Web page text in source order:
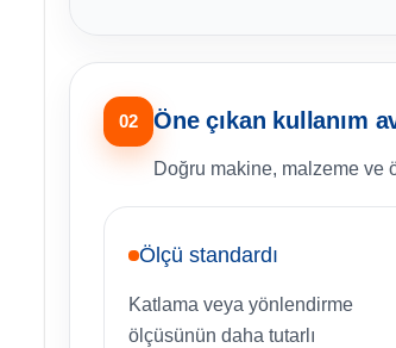
02 Öne çıkan kullanım
Doğru makine, malzeme ve
Ölçü standardı
Katlama veya yönlendirme
ölçüsünün daha tutarlı